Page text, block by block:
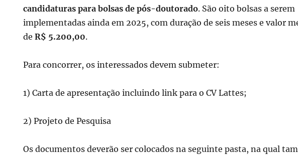
candidaturas para bolsas de pós-doutorado. São oito bolsas a serem
implementadas ainda em 2025, com duração de seis meses e valor
deR$ 5.200,00.
Para concorrer, os interessados devem submeter:
1) Carta de apresentação incluindo link para o CV Lattes;
2) Projeto de Pesquisa
Os documentos deverão ser colocados na seguinte pasta, na qual